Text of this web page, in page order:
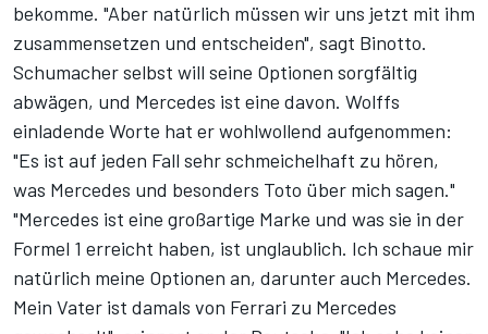
bekomme. "Aber natürlich müssen wir uns jetzt mit ihm
zusammensetzen und entscheiden", sagt Binotto.
Schumacher selbst will seine Optionen sorgfältig
abwägen, und Mercedes ist eine davon. Wolffs
einladende Worte hat er wohlwollend aufgenommen:
"Es ist auf jeden Fall sehr schmeichelhaft zu hören,
was Mercedes und besonders Toto über mich sagen."
"Mercedes ist eine großartige Marke und was sie in der
Formel 1 erreicht haben, ist unglaublich. Ich schaue mir
natürlich meine Optionen an, darunter auch Mercedes.
Mein Vater ist damals von Ferrari zu Mercedes